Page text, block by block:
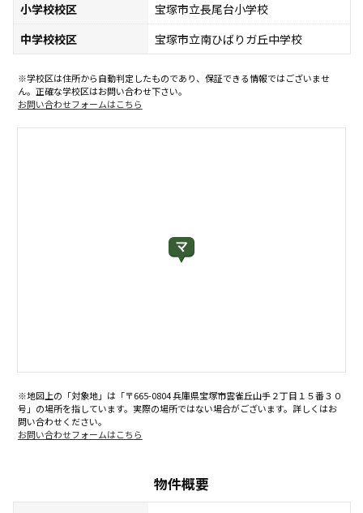
小学校校区
宝塚市立長尾台小学校
中学校校区
宝塚市立南ひばりガ丘中学校
※学校区は住所から自動判定したものであり、保証できる情報ではございませ
ん。正確な学校区はお問い合わせ下さい。
お問い合わせフォームはこちら
※地図上の「対象地」は「〒665-0804 兵庫県宝塚市雲雀丘山手２丁目１５番３０
号」の場所を指しています。実際の場所ではない場合がございます。詳しくはお
問い合わせください。
お問い合わせフォームはこちら
物件概要